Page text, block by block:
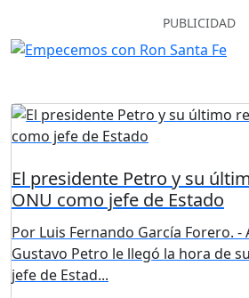
PUBLICIDAD
El presidente Petro y su
ONU como jefe de Estado
Por Luis Fernando García Forero. -
Gustavo Petro le llegó la hora de
jefe de Estad...